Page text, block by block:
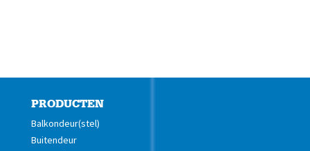
PRODUCTEN
Balkondeur(stel)
Buitendeur